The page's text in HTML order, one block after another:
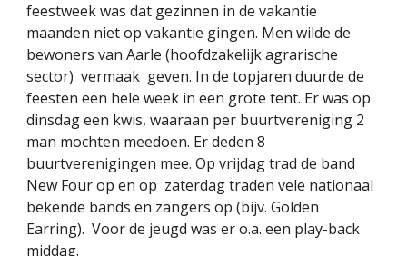
feestweek was dat gezinnen in de vakantie
maanden niet op vakantie gingen. Men wilde de
bewoners van Aarle (hoofdzakelijk agrarische
sector)  vermaak  geven. In de topjaren duurde de
feesten een hele week in een grote tent. Er was op
dinsdag een kwis, waaraan per buurtvereniging 2
man mochten meedoen. Er deden 8
buurtverenigingen mee. Op vrijdag trad de band
New Four op en op  zaterdag traden vele nationaal
bekende bands en zangers op (bijv. Golden
Earring).  Voor de jeugd was er o.a. een play-back
middag.